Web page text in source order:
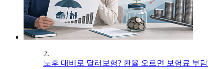
2.
노후 대비로 달러보험? 환율 오르면 보험료 부담